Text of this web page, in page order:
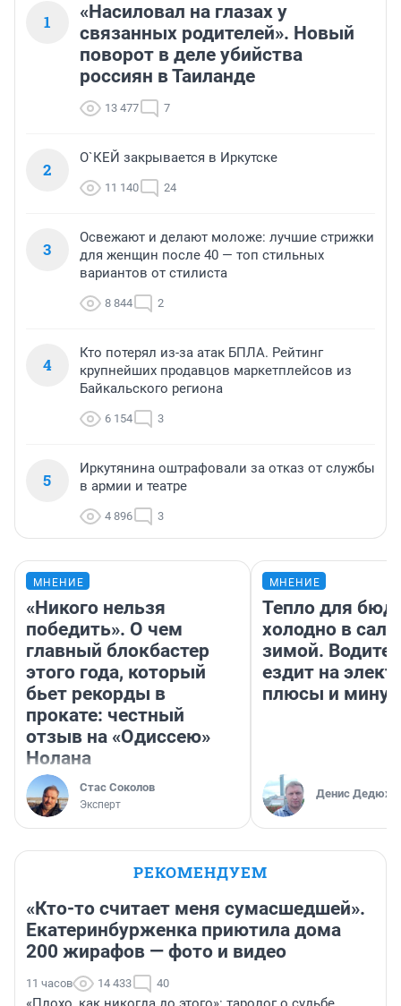
1
«Насиловал на глазах у
связанных родителей». Новый
поворот в деле убийства
россиян в Таиланде
13 477 7
2
О`КЕЙ закрывается в Иркутске
11 140 24
3
Освежают и делают моложе: лучшие стрижки
для женщин после 40 — топ стильных
вариантов от стилиста
8 844 2
4
Кто потерял из-за атак БПЛА. Рейтинг
крупнейших продавцов маркетплейсов из
Байкальского региона
6 154 3
5
Иркутянина оштрафовали за отказ от службы
в армии и театре
4 896 3
МНЕНИЕ
«Никого нельзя
победить». О чем
главный блокбастер
этого года, который
бьет рекорды в
прокате: честный
отзыв на «Одиссею»
Нолана
Стас Соколов
Эксперт
МНЕНИЕ
Тепло для
холодно в
зимой.
ездит на
плюсы и
Денис
РЕКОМЕНДУЕМ
«Кто-то считает меня сумасшедшей».
Екатеринбурженка приютила дома
200 жирафов — фото и видео
11 часов 14 433 40